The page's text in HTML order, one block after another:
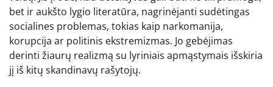
bet ir aukšto lygio literatūra, nagrinėjanti sudėtingas
socialines problemas, tokias kaip narkomanija,
korupcija ar politinis ekstremizmas. Jo gebėjimas
derinti žiaurų realizmą su lyriniais apmąstymais išskiria
jį iš kitų skandinavų rašytojų.